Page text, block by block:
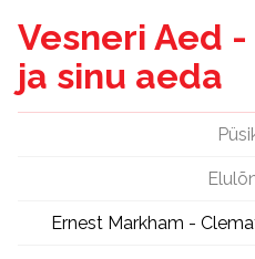
Vesneri Aed
ja sinu aeda
Ernest Markham -